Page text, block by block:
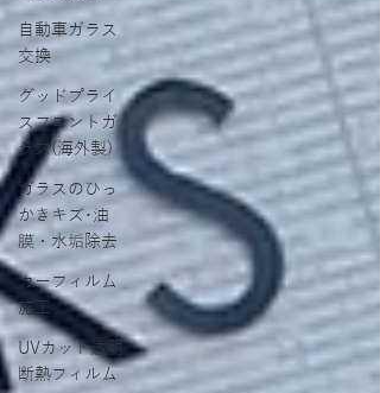
自動車ガラス
交換
グッドプライ
スフロントガ
ラス(海外製)
ガラスのひっ
かきキズ･油
膜・水垢除去
カーフィルム
施工
UVカット透明
断熱フィルム